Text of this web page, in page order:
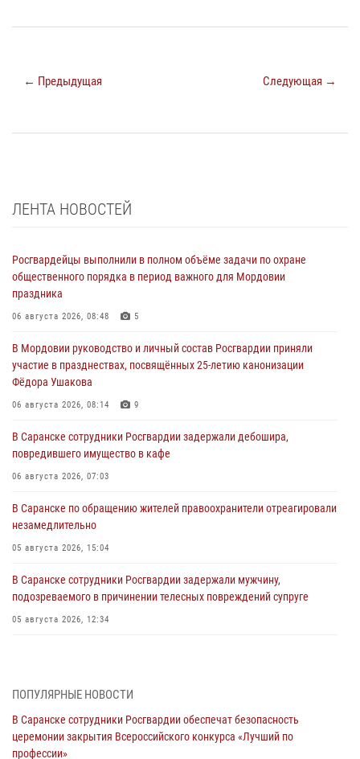
← Предыдущая Следующая →
ЛЕНТА НОВОСТЕЙ
Росгвардейцы выполнили в полном объёме задачи по охране
общественного порядка в период важного для Мордовии
праздника
06 августа 2026, 08:48 5
В Мордовии руководство и личный состав Росгвардии приняли
участие в празднествах, посвящённых 25-летию канонизации
Фёдора Ушакова
06 августа 2026, 08:14 9
В Саранске сотрудники Росгвардии задержали дебошира,
повредившего имущество в кафе
06 августа 2026, 07:03
В Саранске по обращению жителей правоохранители отреагировали
незамедлительно
05 августа 2026, 15:04
В Саранске сотрудники Росгвардии задержали мужчину,
подозреваемого в причинении телесных повреждений супруге
05 августа 2026, 12:34
05 августа 2026, 09:04 4
Помощь из Мордовии защитникам Отечества: центр лицензионно-
разрешительной работы передал очередную партию вооружения в
ПОПУЛЯРНЫЕ НОВОСТИ
В Саранске сотрудники Росгвардии обеспечат безопасность
церемонии закрытия Всероссийского конкурса «Лучший по
профессии»